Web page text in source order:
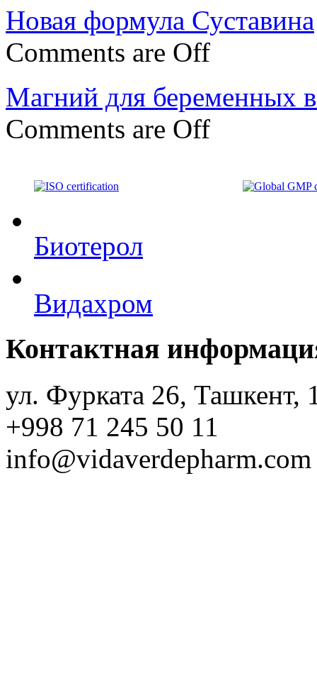
Новая формула Суставина
Comments are Off
Магний для беременных
Comments are Off
Биотерол
Видахром
Контактная
ул. Фурката 26, Ташкент,
+998 71 245 50 11
info@vidaverdepharm.com